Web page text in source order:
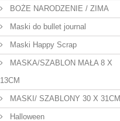
BOŻE NARODZENIE / ZIMA
Maski do bullet journal
Maski Happy Scrap
MASKA/SZABLON MAŁA 8 X
13CM
MASKI/ SZABLONY 30 X 31CM
Halloween